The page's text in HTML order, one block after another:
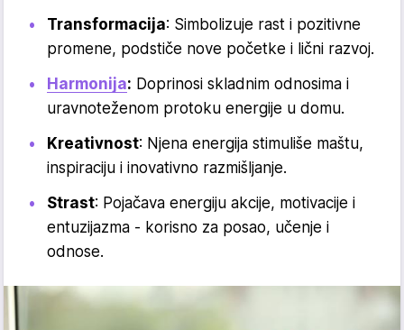
Transformacija: Simbolizuje rast i pozitivne
promene, podstiče nove početke i lični razvoj.
Harmonija: Doprinosi skladnim odnosima i
uravnoteženom protoku energije u domu.
Kreativnost: Njena energija stimuliše maštu,
inspiraciju i inovativno razmišljanje.
Strast: Pojačava energiju akcije, motivacije i
entuzijazma - korisno za posao, učenje i
odnose.